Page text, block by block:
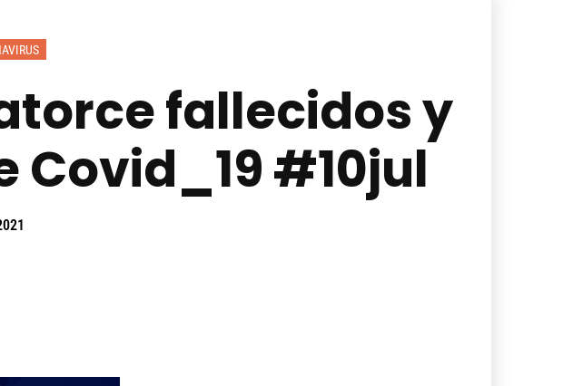
fallecidos y
Covid_19 #10jul